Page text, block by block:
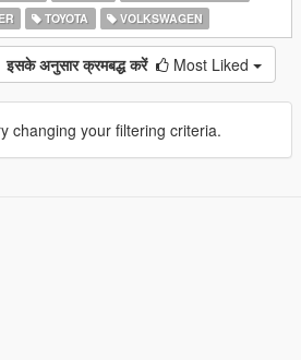
TOYOTA VOLKSWAGEN
इसके अनुसार क्रमबद्ध करें Most Liked
changing your filtering criteria.